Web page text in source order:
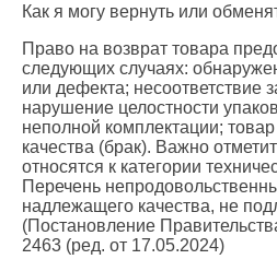
Как я могу вернуть или
Право на возврат товара
следующих случаях:
или дефекта; несоответствие
нарушение целостности
неполной комплектации;
качества (брак). Важно
относятся к категории
Перечень
надлежащего качества, не
(Постановление
2463 (ред. от 17.05.2024)